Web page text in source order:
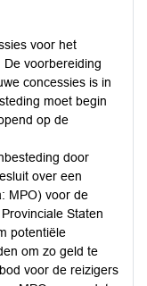
voor het
voorbereiding
concessies is in
moet begin
op de
door
over een
MPO) voor de
Staten
potentiële
om zo geld te
voor de reizigers